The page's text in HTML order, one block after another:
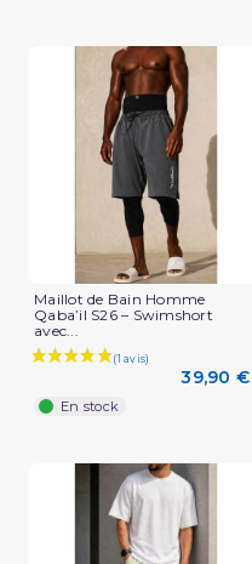
Maillot de Bain Homme
Qaba’il S26 – Swimshort
avec...
39,90 €
En stock